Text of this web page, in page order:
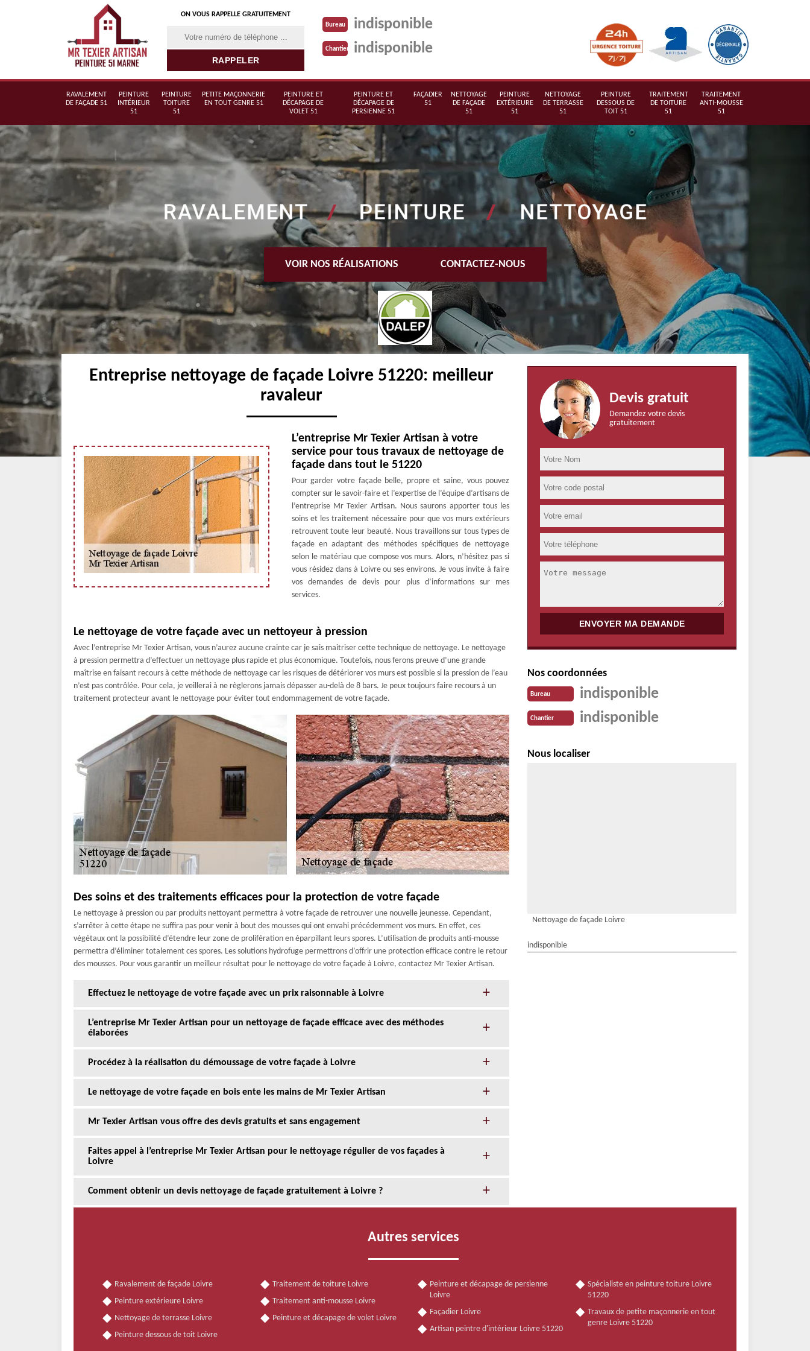
ON VOUS RAPPELLE GRATUITEMENT
Bureau indisponible
Chantier indisponible
RAVALEMENT
DE FAÇADE 51
PEINTURE
INTÉRIEUR
51
PEINTURE
TOITURE
51
PETITE MAÇONNERIE
EN TOUT GENRE 51
PEINTURE ET
DÉCAPAGE DE
VOLET 51
PEINTURE ET
DÉCAPAGE DE
PERSIENNE 51
FAÇADIER
51
NETTOYAGE
DE FAÇADE
51
PEINTURE
EXTÉRIEURE
51
NETTOYAGE
DE TERRASSE
51
PEINTURE
DESSOUS DE
TOIT 51
TRAITEMENT
DE TOITURE
51
TRAITEMENT
ANTI-MOUSSE
51
VOIR NOS RÉALISATIONS CONTACTEZ-NOUS
Entreprise nettoyage de façade Loivre 51220: meilleur
ravaleur
L’entreprise Mr Texier Artisan à votre
service pour tous travaux de nettoyage de
façade dans tout le 51220
Pour garder votre façade belle, propre et saine, vous pouvez
compter sur le savoir-faire et l’expertise de l’équipe d’artisans de
l’entreprise Mr Texier Artisan. Nous saurons apporter tous les
soins et les traitement nécessaire pour que vos murs extérieurs
retrouvent toute leur beauté. Nous travaillons sur tous types de
façade en adaptant des méthodes spécifiques de nettoyage
selon le matériau que compose vos murs. Alors, n’hésitez pas si
vous résidez dans à Loivre ou ses environs. Je vous invite à faire
vos demandes de devis pour plus d’informations sur mes
services.
Le nettoyage de votre façade avec un nettoyeur à pression
Avec l’entreprise Mr Texier Artisan, vous n’aurez aucune crainte car je sais maitriser cette technique de nettoyage. Le nettoyage
à pression permettra d’effectuer un nettoyage plus rapide et plus économique. Toutefois, nous ferons preuve d’une grande
maîtrise en faisant recours à cette méthode de nettoyage car les risques de détériorer vos murs est possible si la pression de l’eau
n’est pas contrôlée. Pour cela, je veillerai à ne règlerons jamais dépasser au-delà de 8 bars. Je peux toujours faire recours à un
traitement protecteur avant le nettoyage pour éviter tout endommagement de votre façade.
Des soins et des traitements efficaces pour la protection de votre façade
Le nettoyage à pression ou par produits nettoyant permettra à votre façade de retrouver une nouvelle jeunesse. Cependant,
s’arrêter à cette étape ne suffira pas pour venir à bout des mousses qui ont envahi précédemment vos murs. En effet, ces
végétaux ont la possibilité d’étendre leur zone de prolifération en éparpillant leurs spores. L’utilisation de produits anti-mousse
permettra d’éliminer totalement ces spores. Les solutions hydrofuge permettrons d’offrir une protection efficace contre le retour
des mousses. Pour vous garantir un meilleur résultat pour le nettoyage de votre façade à Loivre, contactez Mr Texier Artisan.
Effectuez le nettoyage de votre façade avec un prix raisonnable à Loivre
L’entreprise Mr Texier Artisan pour un nettoyage de façade efficace avec des méthodes
élaborées
Procédez à la réalisation du démoussage de votre façade à Loivre
Le nettoyage de votre façade en bois ente les mains de Mr Texier Artisan
Mr Texier Artisan vous offre des devis gratuits et sans engagement
Faites appel à l’entreprise Mr Texier Artisan pour le nettoyage régulier de vos façades à
Loivre
Comment obtenir un devis nettoyage de façade gratuitement à Loivre ?
Devis gratuit
Demandez votre devis
gratuitement
Nos coordonnées
Bureau indisponible
Chantier indisponible
Nous localiser
Nettoyage de façade Loivre
indisponible
Autres services
Ravalement de façade Loivre
Peinture extérieure Loivre
Nettoyage de terrasse Loivre
Peinture dessous de toit Loivre
Traitement de toiture Loivre
Traitement anti-mousse Loivre
Peinture et décapage de volet Loivre
Peinture et décapage de persienne
Loivre
Façadier Loivre
Artisan peintre d'intérieur Loivre 51220
Spécialiste en peinture toiture Loivre
51220
Travaux de petite maçonnerie en tout
genre Loivre 51220